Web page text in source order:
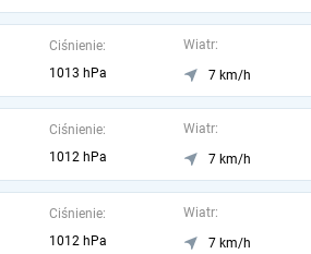
Ciśnienie:
1013 hPa
Wiatr:
7 km/h
Ciśnienie:
1012 hPa
Wiatr:
7 km/h
Ciśnienie:
1012 hPa
Wiatr:
7 km/h